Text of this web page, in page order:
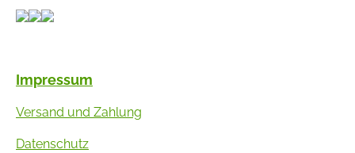
Impressum
Versand und Zahlung
Datenschutz